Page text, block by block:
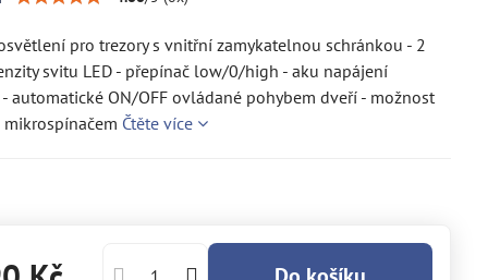
pro trezory s vnitřní zamykatelnou schránkou - 2
svitu LED - přepínač low/0/high - aku napájení
automatické ON/OFF ovládané pohybem dveří - možnost
Čtěte více